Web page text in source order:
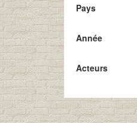
Pays
Année
Acteurs